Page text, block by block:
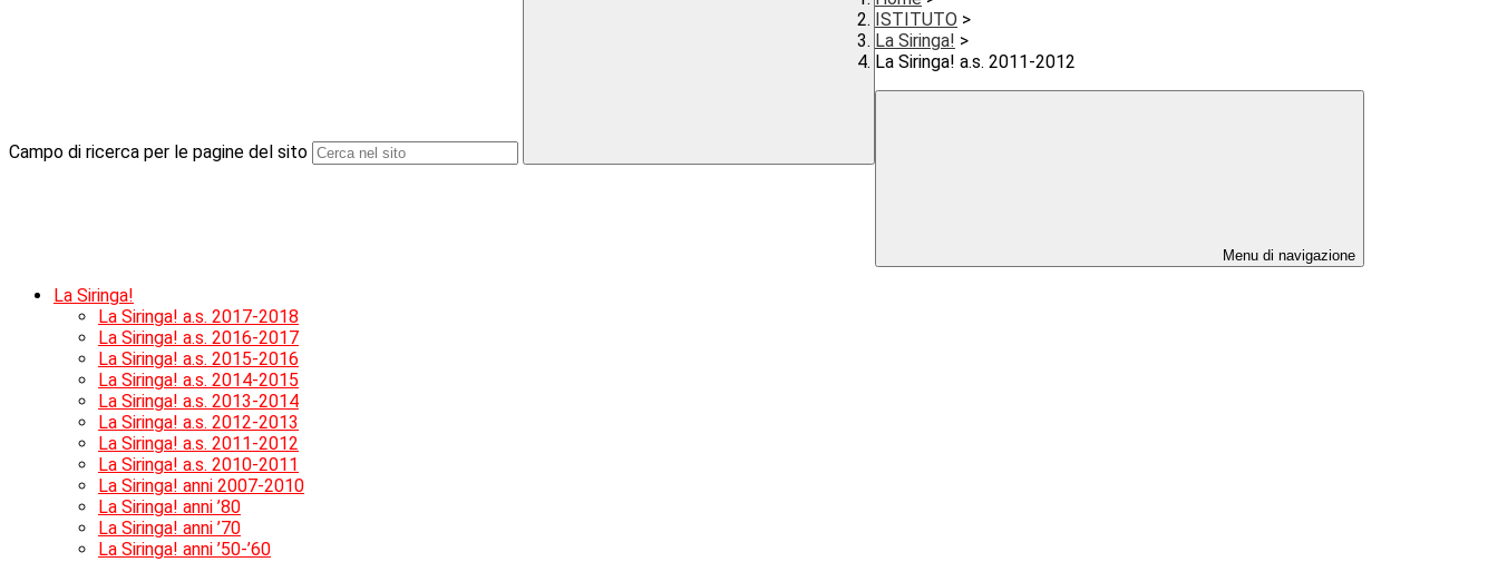
Campo di ricerca per le pagine del sito
ISTITUTO >
La Siringa! >
La Siringa! a.s. 2011-2012
Menu di navigazione
La Siringa!
La Siringa! a.s. 2017-2018
La Siringa! a.s. 2016-2017
La Siringa! a.s. 2015-2016
La Siringa! a.s. 2014-2015
La Siringa! a.s. 2013-2014
La Siringa! a.s. 2012-2013
La Siringa! a.s. 2011-2012
La Siringa! a.s. 2010-2011
La Siringa! anni 2007-2010
La Siringa! anni ’80
La Siringa! anni ’70
La Siringa! anni ’50-’60